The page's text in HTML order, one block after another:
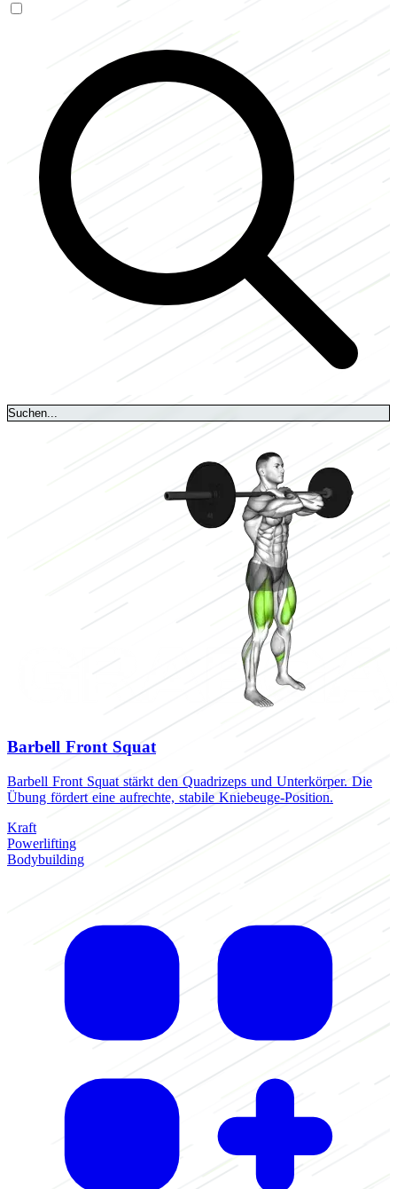
Barbell Front Squat
Barbell Front Squat stärkt den Quadrizeps und Unterkörper. Die
Übung fördert eine aufrechte, stabile Kniebeuge-Position.
Kraft
Powerlifting
Bodybuilding